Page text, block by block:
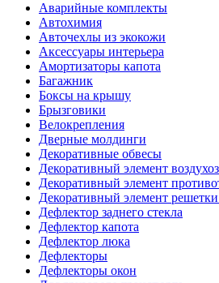
Аварийные комплекты
Автохимия
Авточехлы из экокожи
Аксессуары интерьера
Амортизаторы капота
Багажник
Боксы на крышу
Брызговики
Велокрепления
Дверные молдинги
Декоративные обвесы
Декоративный элемент
Декоративный элемент
Декоративный элемент решетки
Дефлектор заднего стекла
Дефлектор капота
Дефлектор люка
Дефлекторы
Дефлекторы окон